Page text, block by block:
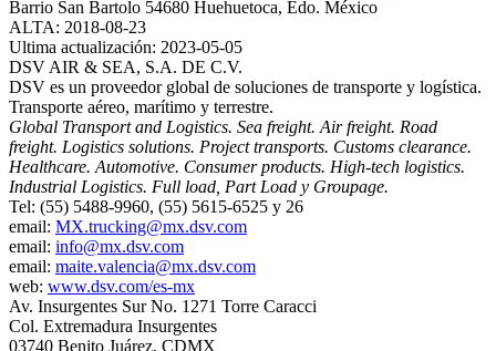
Barrio San Bartolo 54680 Huehuetoca, Edo. México
ALTA: 2018-08-23
Ultima actualización: 2023-05-05
DSV AIR & SEA, S.A. DE C.V.
DSV es un proveedor global de soluciones de transporte y logística.
Transporte aéreo, marítimo y terrestre.
Global Transport and Logistics. Sea freight. Air freight. Road
freight. Logistics solutions. Project transports. Customs clearance.
Healthcare. Automotive. Consumer products. High-tech logistics.
Industrial Logistics. Full load, Part Load y Groupage.
Tel: (55) 5488-9960, (55) 5615-6525 y 26
email: MX.trucking@mx.dsv.com
email: info@mx.dsv.com
email: maite.valencia@mx.dsv.com
web: www.dsv.com/es-mx
Av. Insurgentes Sur No. 1271 Torre Caracci
Col. Extremadura Insurgentes
03740 Benito Juárez, CDMX